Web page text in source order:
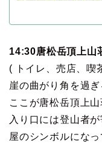
14:30唐松岳頂上山
( トイレ、売店、喫
崖の曲がり角を過
ここが唐松岳頂上山
入り口には登山者
屋のシンボルになっ